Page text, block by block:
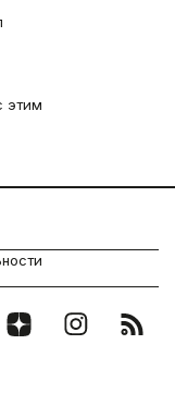
этим